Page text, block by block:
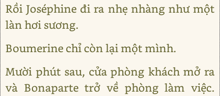
Rồi Joséphine đi ra nhẹ nhàng như một
làn hơi sương.
Boumerine chỉ còn lại một mình.
Mười phút sau, cửa phòng khách mở ra
và Bonaparte trở về phòng làm việc.